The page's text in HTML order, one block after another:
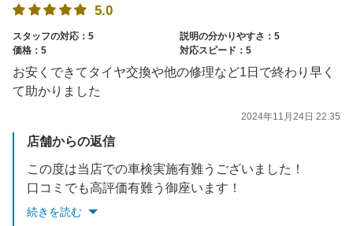
5.0
スタッフの対応：5
説明の分かりやすさ：5
価格：5
対応スピード：5
お安くできてタイヤ交換や他の修理など1日で終わり早く
て助かりました
2024年11月24日 22:35
店舗からの返信
この度は当店での車検実施有難うございました！
口コミでも高評価有難う御座います！
これからもお客様へ満足いただけるようスタッフ一同努力して参ります。今後ともよろしくお願い致します！
続きを読む